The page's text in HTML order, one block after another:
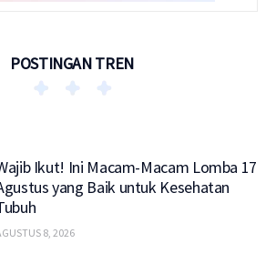
POSTINGAN TREN
Ikut! Ini Macam-Macam Lomba 17
yang Baik untuk Kesehatan
8, 2026